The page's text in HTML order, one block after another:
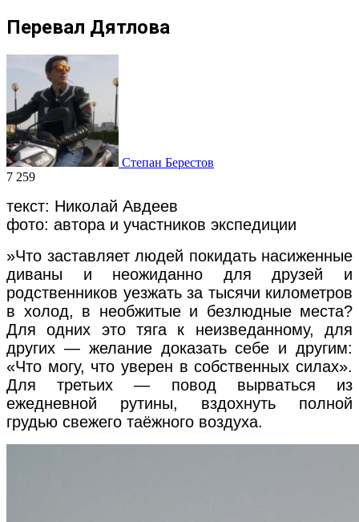
Перевал Дятлова
Степан Берестов
7 259
текст: Николай Авдеев
фото: автора и участников экспедиции
»Что заставляет людей покидать насиженные
диваны и неожиданно для друзей и
родственников уезжать за тысячи километров
в холод, в необжитые и безлюдные места?
Для одних это тяга к неизведанному, для
других — желание доказать себе и другим:
«Что могу, что уверен в собственных силах».
Для третьих — повод вырваться из
ежедневной рутины, вздохнуть полной
грудью свежего таёжного воздуха.